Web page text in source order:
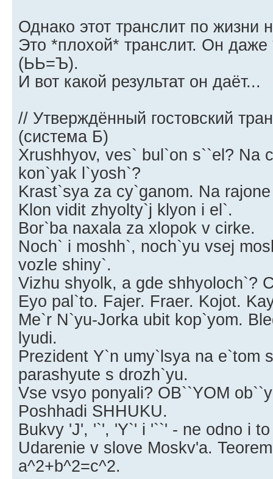
Однако этот транслит по жизни
Это *плохой* транслит. Он
(ЬЬ=Ъ).
И вот какой результат он даёт...
// Утверждённый гостовский
(система Б)
Xrushhyov, ves` bul`on s``el? Na
kon`yak l`yosh`?
Krast`sya za cy`ganom. Na
Klon vidit zhyolty`j klyon i el`.
Bor`ba naxala za xlopok v cirke.
Noch` i moshh`, noch`yu vsej
vozle shiny`.
Vizhu shyolk, a gde shhyoloch`?
Eyo pal`to. Fajer. Fraer. Kojot.
Me`r N`yu-Jorka ubit kop`yom.
lyudi.
Prezident Y`n umy`lsya na e`tom
parashyute s drozh`yu.
Vse vsyo ponyali? OB``YOM
Poshhadi SHHUKU.
Bukvy 'J', '`', 'Y`' i '``' - ne odno i
Udarenie v slove Moskv'a.
a^2+b^2=c^2.